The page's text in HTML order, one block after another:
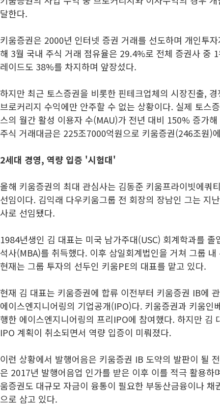
달한다.
키움증권은 2000년 인터넷 증권 거래를 선도하며 개인투
해 3월 국내 주식 거래 점유율은 29.4%로 전체 증권사 중
레이드도 38%를 차지하며 앞장섰다.
하지만 최근 토스증권을 비롯한 핀테크업체의 시장진출,
브로커리지 수익에만 안주할 수 없는 상황이다. 실제 토스
스의 월간 활성 이용자 수(MAU)가 전년 대비 150% 증가
주식 거래대금은 225조7000억원으로 키움증권(246조원)
2세대 경영, 역량 입증 '시험대'
올해 키움증권의 최대 관심사는 김동준 키움프라이빗에쿼
선임이다. 김익래 다우키움그룹 전 회장의 장남인 그는 지
사로 선임됐다.
1984년생인 김 대표는 미국 남가주대(USC) 회계학과를
석사(MBA)를 취득했다. 이후 삼일회계법인을 거쳐 그룹
현재는 그룹 투자의 선두인 키움PE의 대표를 맡고 있다.
현재 김 대표는 키움증권에 합류 이전부터 키움증권 IB에
에이스엔지니어링의 기업공개(IPO)다. 키움증권과 키움인
행한 에이스엔지니어링의 프리IPO에 참여했다. 하지만 김
IPO 계획이 취소되면서 역량 입증이 미뤄졌다.
이런 상황에서 발행어음은 키움증권 IB 도약의 발판이 될
은 2017년 발행어음업 인가를 받은 이후 이를 적극 활용하
움증권도 대규모 자금이 융통이 필요한 부동산금융이나 채
으로 삼고 있다.